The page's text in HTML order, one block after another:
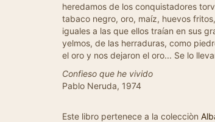
heredamos de los conquistadores
tabaco negro, oro, maíz, huevos
iguales a las que ellos traían en sus
yelmos, de las herraduras, como
el oro y nos dejaron el oro... Se lo
Confieso que he vivido
Pablo Neruda, 1974
Este libro pertenece a la colecciòn